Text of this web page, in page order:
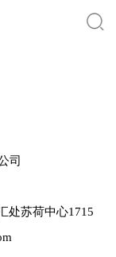
司
处苏荷中心1715